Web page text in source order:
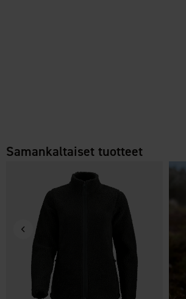
Samankaltaiset tuotteet